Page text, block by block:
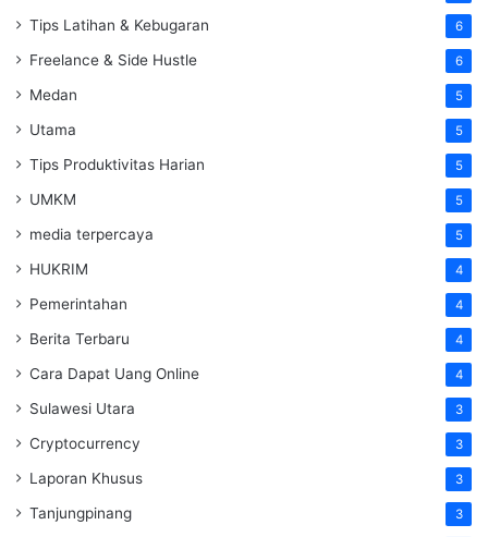
Tips Latihan & Kebugaran 6
Freelance & Side Hustle 6
Medan 5
Utama 5
Tips Produktivitas Harian 5
UMKM 5
media terpercaya 5
HUKRIM 4
Pemerintahan 4
Berita Terbaru 4
Cara Dapat Uang Online 4
Sulawesi Utara 3
Cryptocurrency 3
Laporan Khusus 3
Tanjungpinang 3